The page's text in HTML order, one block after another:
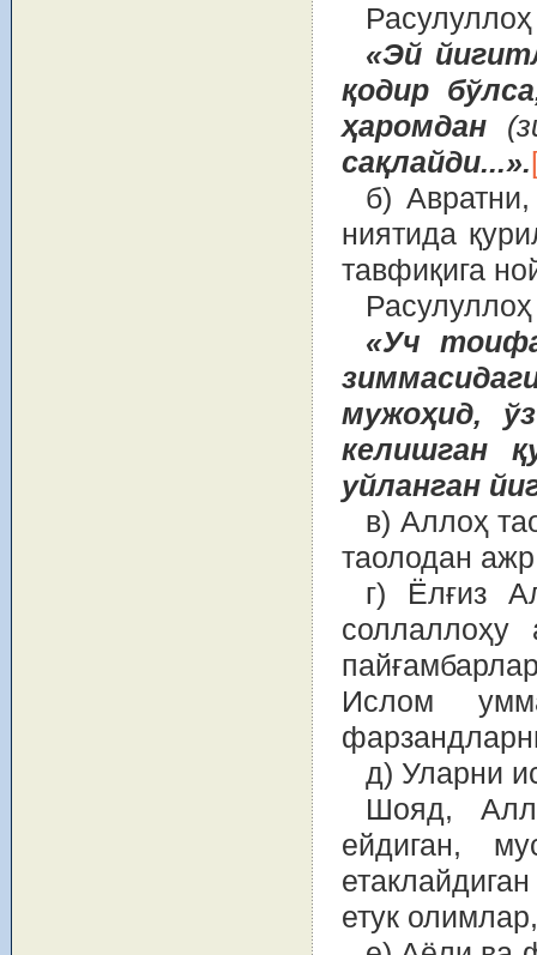
«Эй
қодир
ҳаромдан
сақлайди...».
б)
ниятида
тавфиқига
«Уч
мужоҳид,
келишган
уйланган
в) Аллоҳ
таолодан
г) Ёлғиз
Ислом
д) Уларни
Шояд,
ейдиган,
етук